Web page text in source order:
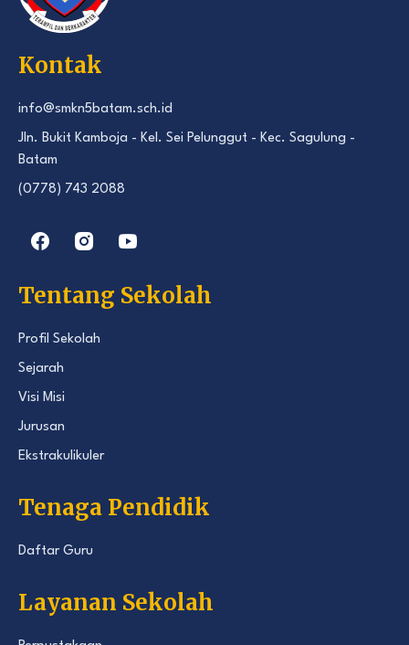
Kontak
info@smkn5batam.sch.id
Jln. Bukit Kamboja - Kel. Sei Pelunggut - Kec. Sagulung -
Batam
(0778) 743 2088
Tentang Sekolah
Profil Sekolah
Sejarah
Visi Misi
Jurusan
Ekstrakulikuler
Tenaga Pendidik
Daftar Guru
Layanan Sekolah